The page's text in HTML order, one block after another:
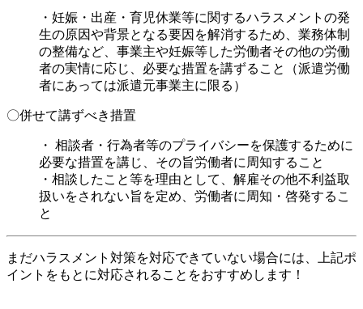
・妊娠・出産・育児休業等に関するハラスメントの発
生の原因や背景となる要因を解消するため、業務体制
の整備など、事業主や妊娠等した労働者その他の労働
者の実情に応じ、必要な措置を講ずること（派遣労働
者にあっては派遣元事業主に限る）
〇併せて講ずべき措置
・ 相談者・行為者等のプライバシーを保護するために
必要な措置を講じ、その旨労働者に周知すること
・相談したこと等を理由として、解雇その他不利益取
扱いをされない旨を定め、労働者に周知・啓発するこ
と
まだハラスメント対策を対応できていない場合には、上記ポ
イントをもとに対応されることをおすすめします！